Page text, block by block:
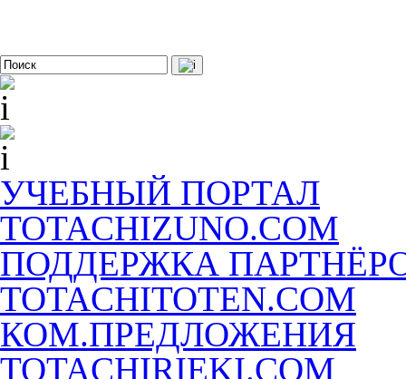
УЧЕБНЫЙ ПОРТАЛ
TOTACHIZUNO.COM
ПОДДЕРЖКА
TOTACHITOTEN.COM
КОМ.ПРЕДЛОЖЕНИЯ
TOTACHIRIEKI.COM